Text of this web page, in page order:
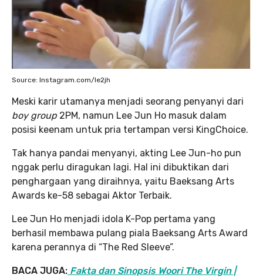
Source: Instagram.com/le2jh
Meski karir utamanya menjadi seorang penyanyi dari
boy group 2PM, namun Lee Jun Ho masuk dalam
posisi keenam untuk pria tertampan versi KingChoice.
Tak hanya pandai menyanyi, akting Lee Jun-ho pun
nggak perlu diragukan lagi. Hal ini dibuktikan dari
penghargaan yang diraihnya, yaitu Baeksang Arts
Awards ke-58 sebagai Aktor Terbaik.
Lee Jun Ho menjadi idola K-Pop pertama yang
berhasil membawa pulang piala Baeksang Arts Award
karena perannya di “The Red Sleeve”.
BACA JUGA: Fakta dan Sinopsis Woori The Virgin |